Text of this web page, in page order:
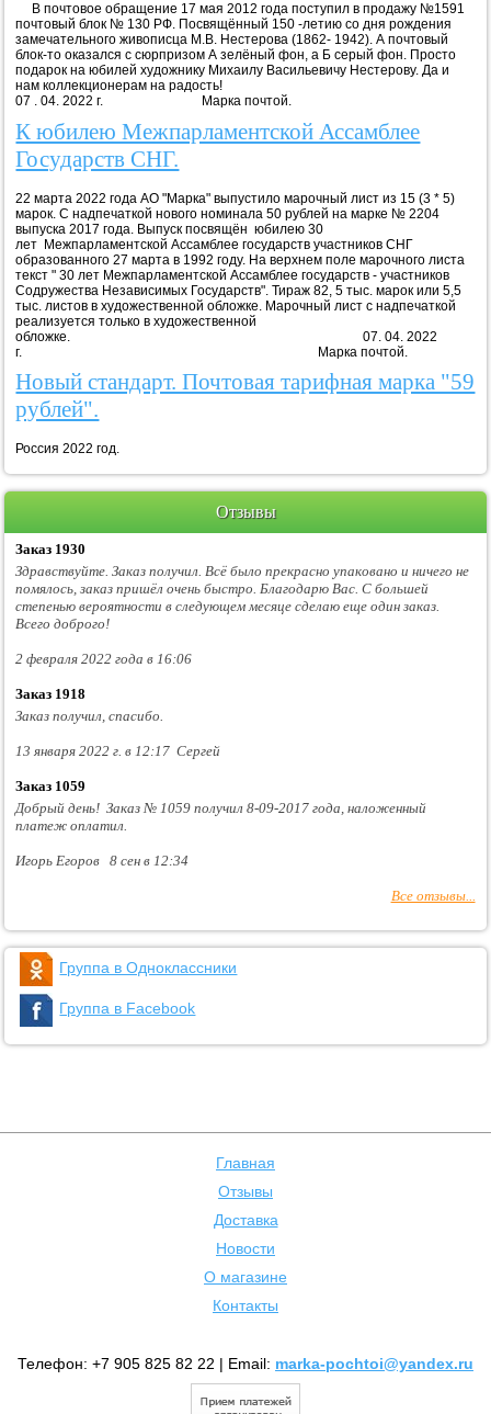
В почтовое обращение 17 мая 2012 года поступил в продажу №1591
почтовый блок № 130 РФ. Посвящённый 150 -летию со дня рождения
замечательного живописца М.В. Нестерова (1862- 1942). А почтовый
блок-то оказался с сюрпризом А зелёный фон, а Б серый фон. Просто
подарок на юбилей художнику Михаилу Васильевичу Нестерову. Да и
нам коллекционерам на радость!
07 . 04. 2022 г. Марка почтой.
К юбилею Межпарламентской Ассамблее
Государств СНГ.
22 марта 2022 года АО "Марка" выпустило марочный лист из 15 (3 * 5)
марок. С надпечаткой нового номинала 50 рублей на марке № 2204
выпуска 2017 года. Выпуск посвящён юбилею 30
лет Межпарламентской Ассамблее государств участников СНГ
образованного 27 марта в 1992 году. На верхнем поле марочного листа
текст " 30 лет Межпарламентской Ассамблее государств - участников
Содружества Независимых Государств". Тираж 82, 5 тыс. марок или 5,5
тыс. листов в художественной обложке. Марочный лист с надпечаткой
реализуется только в художественной
обложке. 07. 04. 2022
г. Марка почтой.
Новый стандарт. Почтовая тарифная марка "59
рублей".
Россия 2022 год.
Отзывы
Заказ 1930
Здравствуйте. Заказ получил. Всё было прекрасно упаковано и ничего не
помялось, заказ пришёл очень быстро. Благодарю Вас. С большей
степенью вероятности в следующем месяце сделаю еще один заказ.
Всего доброго!
2 февраля 2022 года в 16:06
Заказ 1918
Заказ получил, спасибо.
13 января 2022 г. в 12:17 Сергей
Заказ 1059
Добрый день! Заказ № 1059 получил 8-09-2017 года, наложенный
платеж оплатил.
Игорь Егоров 8 сен в 12:34
Все отзывы...
Группа в Одноклассники
Группа в Facebook
Главная
Отзывы
Доставка
Новости
О магазине
Контакты
Телефон: +7 905 825 82 22 | Email: marka-pochtoi@yandex.ru